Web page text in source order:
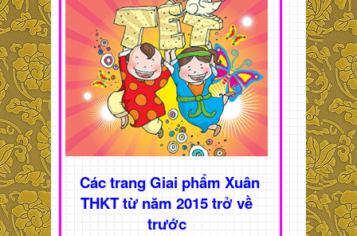
Các trang Giai phẩm Xuân
THKT từ năm 2015 trở về
trước